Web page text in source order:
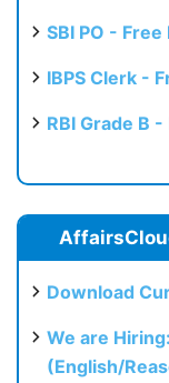
SBI PO -
IBPS Clerk -
RBI Grade B
Download
We are
(English/